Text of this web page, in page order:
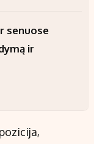
senuose
ir